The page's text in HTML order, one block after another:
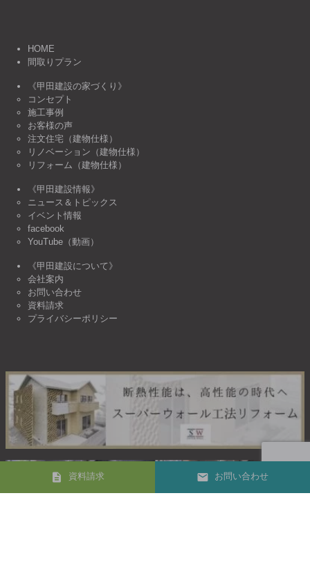
HOME
間取りプラン
《甲田建設の家づくり》
コンセプト
施工事例
お客様の声
注文住宅（建物仕様）
リノベーション（建物仕様）
リフォーム（建物仕様）
《甲田建設情報》
ニュース＆トピックス
イベント情報
facebook
YouTube（動画）
《甲田建設について》
会社案内
お問い合わせ
資料請求
プライバシーポリシー
資料請求 お問い合わせ